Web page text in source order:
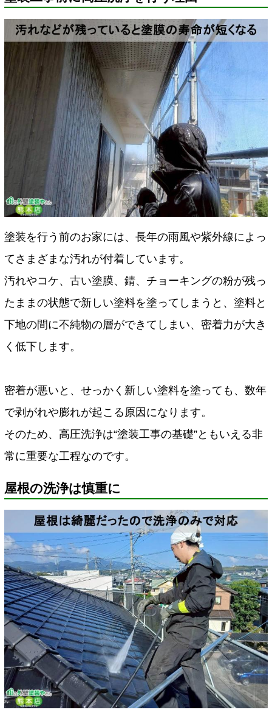
塗装を行う前のお家には、長年の雨風や紫外線によっ
てさまざまな汚れが付着しています。
汚れやコケ、古い塗膜、錆、チョーキングの粉が残っ
たままの状態で新しい塗料を塗ってしまうと、塗料と
下地の間に不純物の層ができてしまい、密着力が大き
く低下します。
密着が悪いと、せっかく新しい塗料を塗っても、数年
で剥がれや膨れが起こる原因になります。
そのため、高圧洗浄は“塗装工事の基礎”ともいえる非
常に重要な工程なのです。
屋根の洗浄は慎重に